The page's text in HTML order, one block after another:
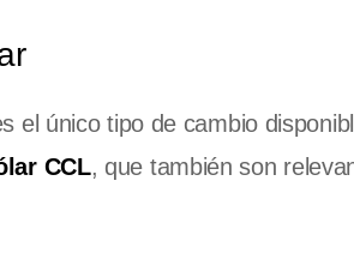
el único tipo de cambio
CCL, que también son